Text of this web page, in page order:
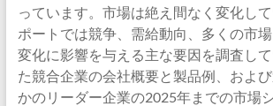
っています。市場は絶え間なく変化し
ポートでは競争、需給動向、多くの市
変化に影響を与える主な要因を調査し
た競合企業の会社概要と製品例、およ
かのリーダー企業の2025年までの市場